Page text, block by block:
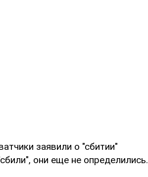
заявили о "сбитии"
они еще не определились.